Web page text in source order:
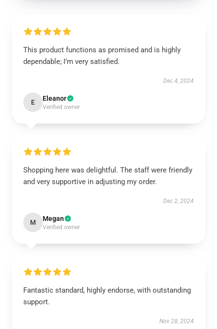
This product functions as promised and is highly
dependable; I’m very satisfied.
Dec 4, 2024
E Eleanor
Verified owner
Shopping here was delightful. The staff were friendly
and very supportive in adjusting my order.
Dec 2, 2024
M Megan
Verified owner
Fantastic standard, highly endorse, with outstanding
support.
Nov 28, 2024